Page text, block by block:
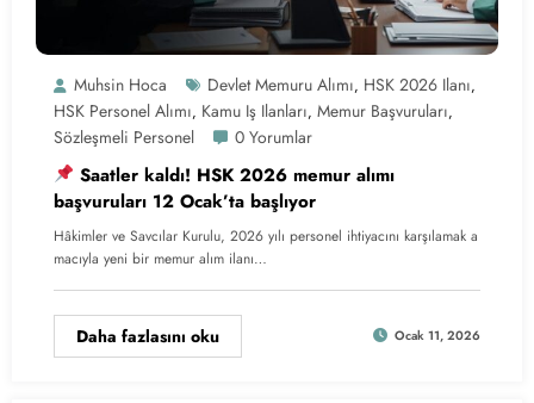
Muhsin Hoca Devlet Memuru Alımı, HSK 2026 Ilanı,
HSK Personel Alımı, Kamu Iş Ilanları, Memur Başvuruları,
Sözleşmeli Personel 0 Yorumlar
Saatler kaldı! HSK 2026 memur alımı
başvuruları 12 Ocak’ta başlıyor
Hâkimler ve Savcılar Kurulu, 2026 yılı personel ihtiyacını karşılamak a
macıyla yeni bir memur alım ilanı…
Daha fazlasını oku Ocak 11, 2026